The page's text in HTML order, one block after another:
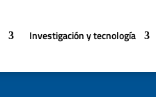
Investigación y tecnología